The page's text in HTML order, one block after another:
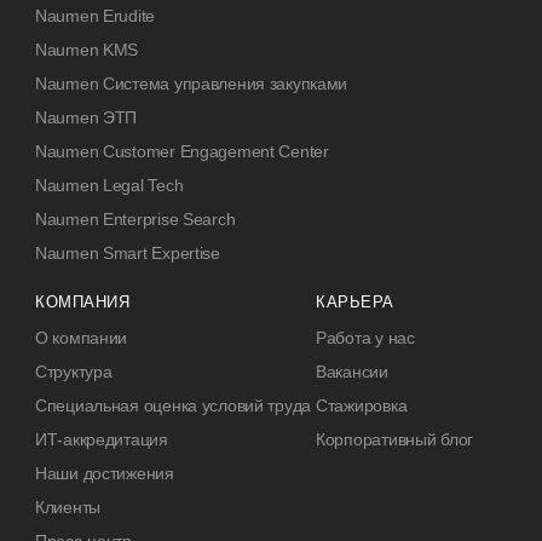
Naumen Erudite
Naumen KMS
Naumen Система управления закупками
Naumen ЭТП
Naumen Customer Engagement Center
Naumen Legal Tech
Naumen Enterprise Search
Naumen Smart Expertise
КОМПАНИЯ
О компании
Структура
Специальная оценка условий труда
ИТ-аккредитация
Наши достижения
Клиенты
КАРЬЕРА
Работа у нас
Вакансии
Стажировка
Корпоративный блог